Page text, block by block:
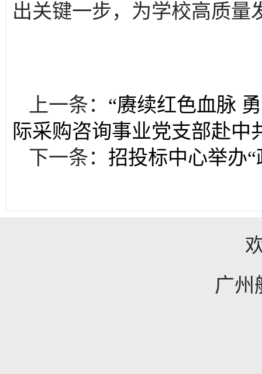
出关键一步，为学校高质量
上一条： “赓续红色血脉
际采购咨询事业党支部赴
下一条： 招投标中心举办
广